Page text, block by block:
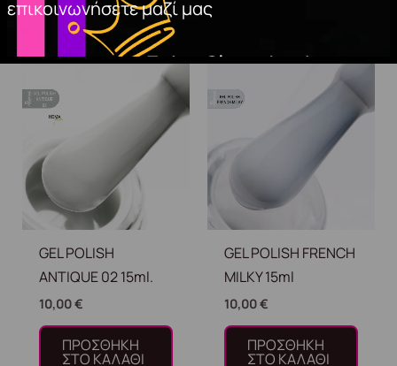
επικοινωνήσετε μαζί μας
GEL POLISH
ANTIQUE 02 15ml.
10,00€
ΠΡΟΣΘΉΚΗ
ΣΤΟ ΚΑΛΆΘΙ
GEL POLISH FRENCH
MILKY 15ml
10,00€
ΠΡΟΣΘΉΚΗ
ΣΤΟ ΚΑΛΆΘΙ